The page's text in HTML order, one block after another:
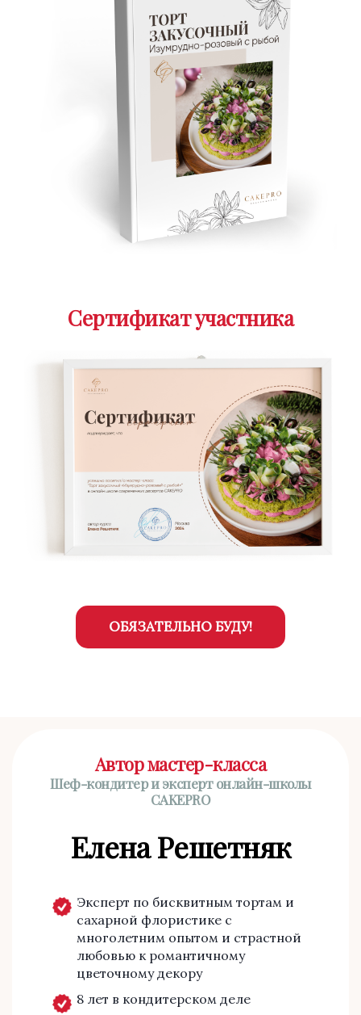
Сертификат участника
ОБЯЗАТЕЛЬНО БУДУ!
Автор мастер-класса
Шеф-кондитер и эксперт онлайн-школы
CAKEPRO
Елена Решетняк
Эксперт по бисквитным тортам и
сахарной флористике c
многолетним опытом и страстной
любовью к романтичному
цветочному декору
8 лет в кондитерском деле